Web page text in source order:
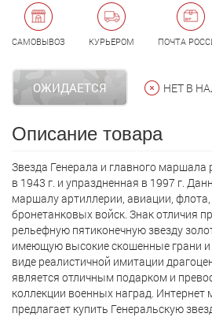
САМОВЫВОЗ КУРЬЕРОМ ПОЧТА
ОЖИДАЕТСЯ НЕТ В
Описание товара
Звезда Генерала и главного маршала
в 1943 г. и упраздненная в 1997 г.
маршалу артиллерии, авиации,
бронетанковых войск. Знак отличия
рельефную пятиконечную звезду
имеющую высокие скошенные грани и
виде реалистичной имитации
является отличным подарком и
коллекции военных наград. Интернет
предлагает кyпить Генеральскую